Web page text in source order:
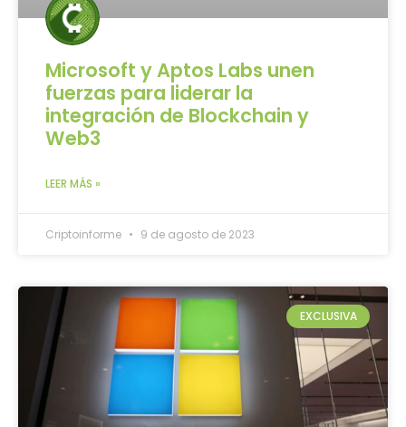
Microsoft y Aptos Labs unen
fuerzas para liderar la
integración de Blockchain y
Web3
LEER MÁS »
Criptoinforme 9 de agosto de 2023
EXCLUSIVA